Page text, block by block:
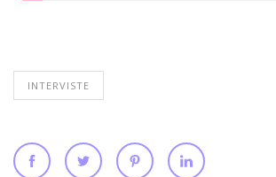
INTERVISTE